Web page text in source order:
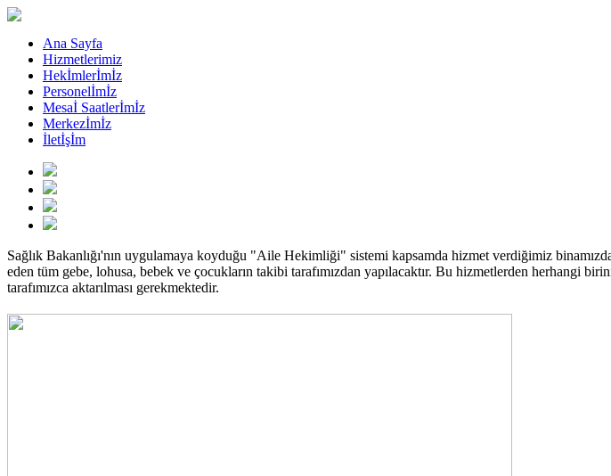
Ana Sayfa
Hizmetlerimiz
Hekİmlerİmİz
Personelİmİz
Mesaİ Saatlerİmİz
Merkezİmİz
İletİşİm
Sağlık Bakanlığı'nın uygulamaya koyduğu "Aile Hekimliği" sistemi kapsamda hizmet verdiğimiz
eden tüm gebe, lohusa, bebek ve çocukların takibi tarafımızdan yapılacaktır. Bu hizmetlerden herhangi
tarafımızca aktarılması gerekmektedir.